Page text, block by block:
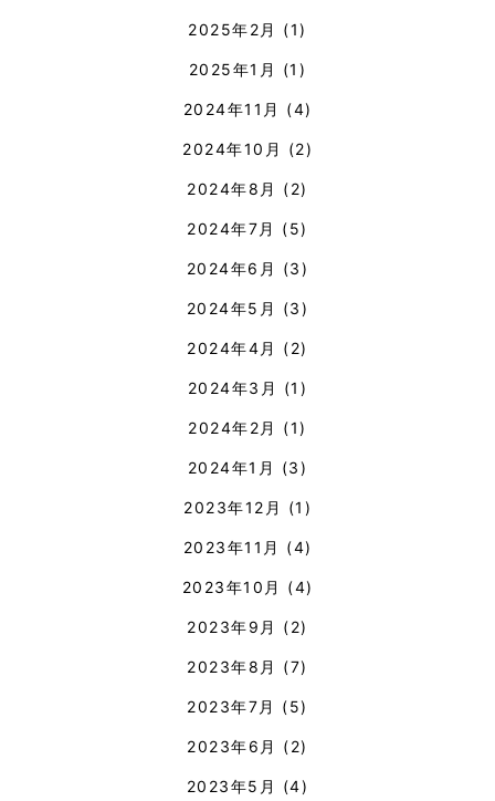
2025年2月 (1)
2025年1月 (1)
2024年11月 (4)
2024年10月 (2)
2024年8月 (2)
2024年7月 (5)
2024年6月 (3)
2024年5月 (3)
2024年4月 (2)
2024年3月 (1)
2024年2月 (1)
2024年1月 (3)
2023年12月 (1)
2023年11月 (4)
2023年10月 (4)
2023年9月 (2)
2023年8月 (7)
2023年7月 (5)
2023年6月 (2)
2023年5月 (4)